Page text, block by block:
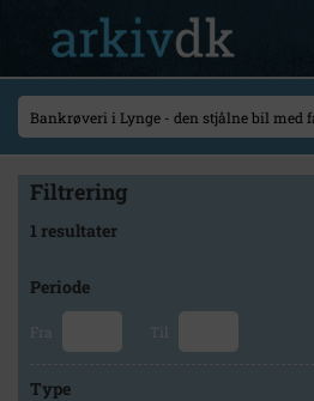
Filtrering
1 resultater
Periode
Fra Til
Type